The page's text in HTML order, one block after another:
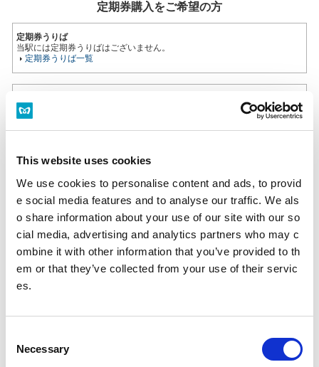
This website uses cookies
We use cookies to personalise content and ads, to provid
e social media features and to analyse our traffic. We als
o share information about your use of our site with our so
cial media, advertising and analytics partners who may c
ombine it with other information that you’ve provided to th
em or that they’ve collected from your use of their servic
es.
Necessary
定期券購入をご希望の方
定期券うりば
当駅には定期券うりばはございません。
定期券うりば一覧
すべてのきっぷうりばに設置されております。
営業時間 始発～終電（一部のサービスを除く）
多機能券売機
忘れ物をした当日中に問い合わせる場合
忘れ物をした駅事務室までお問い合わせください。
忘れ物をした翌日以降に問い合わせる場合
飯田橋駅（東京メトロ南北線）構内のお忘れ物総合取扱所もしくは東京メ
トロお客様センターまでお問いあわせください。